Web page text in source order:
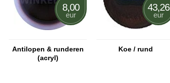
8,00
eur
Antilopen & runderen
(acryl)
43,26
eur
Koe / rund